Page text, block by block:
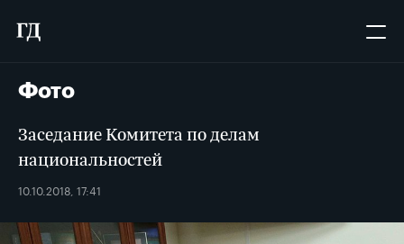
Фото
Заседание Комитета по делам
национальностей
10.10.2018, 17:41